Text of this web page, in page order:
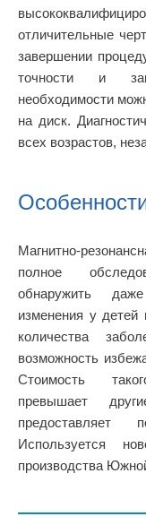
отличительные
завершении
точности и
необходимости
на диск.
всех возрастов,
Магнитно-
полное
обнаружить даже
изменения у детей
количества
возможность
Стоимость
превышает
предоставляет
Используется
производства